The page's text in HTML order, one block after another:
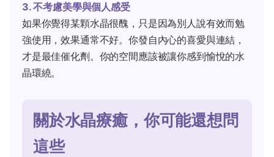
3. 不考慮美學與個人感受
如果你覺得某顆水晶很醜，只是因為別人說有效而勉
強使用，效果通常不好。你發自內心的喜愛與連結，
才是最佳催化劑。你的空間應該被讓你感到愉悅的水
晶環繞。
關於水晶療癒，你可能還想問
這些